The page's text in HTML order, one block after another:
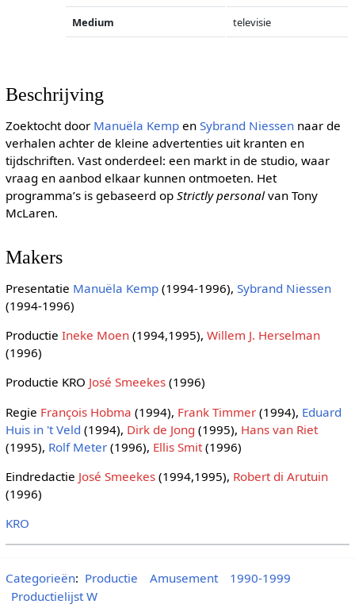
Medium televisie
Beschrijving
Zoektocht door Manuëla Kempen Sybrand Niessennaar de
verhalen achter de kleine advertenties uit kranten en
tijdschriften. Vast onderdeel: een markt in de studio, waar
vraag en aanbod elkaar kunnen ontmoeten. Het
programma’s is gebaseerd op Strictly personalvan Tony
McLaren.
Makers
Presentatie Manuëla Kemp(1994-1996), Sybrand Niessen
(1994-1996)
Productie Ineke Moen(1994,1995), Willem J. Herselman
(1996)
Productie KRO José Smeekes(1996)
Regie François Hobma (1994), Frank Timmer(1994), Eduard
Huis in 't Veld (1994), Dirk de Jong (1995), Hans van Riet
(1995), Rolf Meter(1996), Ellis Smit(1996)
Eindredactie José Smeekes(1994,1995), Robert di Arutuin
(1996)
KRO
Categorieën: Productie Amusement
1990-1999
Productielijst W